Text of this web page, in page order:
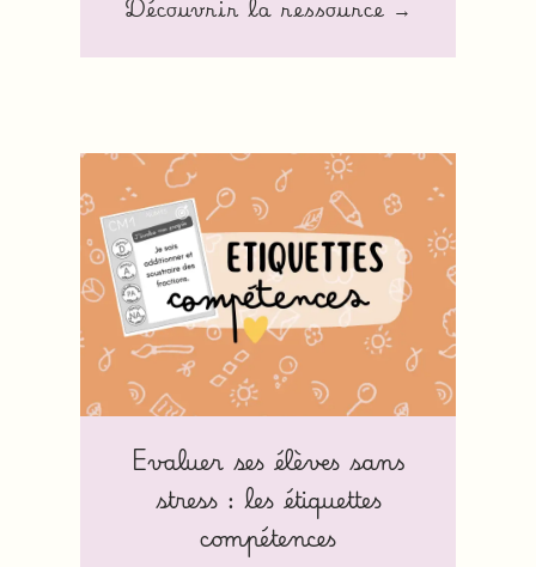
Découvrir la ressource →
Evaluer ses élèves sans
stress : les étiquettes
compétences